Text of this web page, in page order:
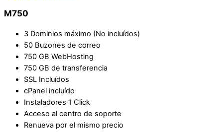
M750
3 Dominios máximo (No incluídos)
50 Buzones de correo
750 GB WebHosting
750 GB de transferencia
SSL Incluídos
cPanel incluído
Instaladores 1 Click
Acceso al centro de soporte
Renueva por el mismo precio